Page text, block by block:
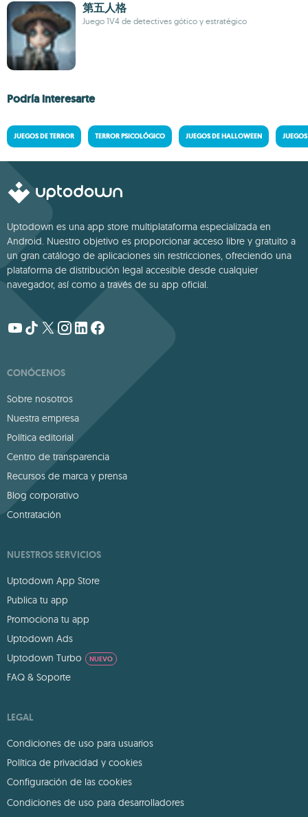
第五人格
Juego 1V4 de detectives gótico y estratégico
Podría interesarte
JUEGOS DE TERROR TERROR PSICOLÓGICO JUEGOS DE HALLOWEEN
Uptodown es una app store multiplataforma especializada en
Android. Nuestro objetivo es proporcionar acceso libre y gratuito a
un gran catálogo de aplicaciones sin restricciones, ofreciendo una
plataforma de distribución legal accesible desde cualquier
navegador, así como a través de su app oficial.
CONÓCENOS
Sobre nosotros
Nuestra empresa
Política editorial
Centro de transparencia
Recursos de marca y prensa
Blog corporativo
Contratación
NUESTROS SERVICIOS
Uptodown App Store
Publica tu app
Promociona tu app
Uptodown Ads
Uptodown Turbo
NUEVO
FAQ & Soporte
LEGAL
Condiciones de uso para usuarios
Política de privacidad y cookies
Configuración de las cookies
Condiciones de uso para desarrolladores